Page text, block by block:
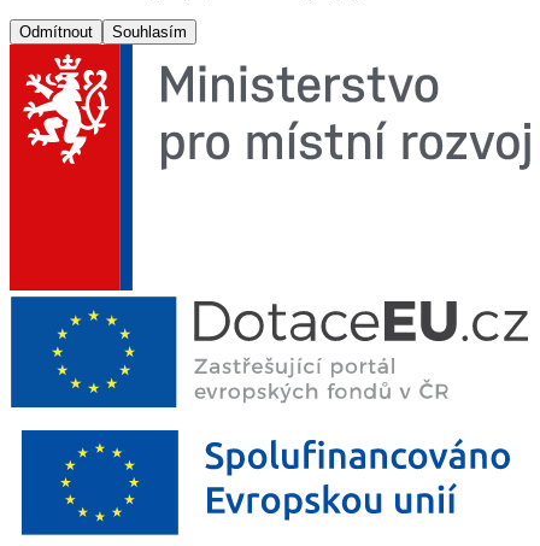
Odmítnout Souhlasím